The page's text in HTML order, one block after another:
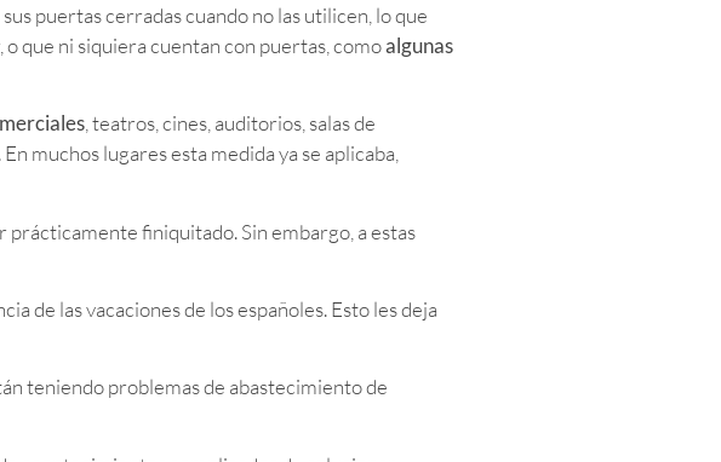
puertas cerradas cuando no las utilicen, lo que
que ni siquiera cuentan con puertas, comoalgunas
, teatros, cines, auditorios, salas de
muchos lugares esta medida ya se aplicaba,
finiquitado. Sin embargo, a estas
de las vacaciones de los españoles. Esto les deja
teniendo problemas de abastecimiento de